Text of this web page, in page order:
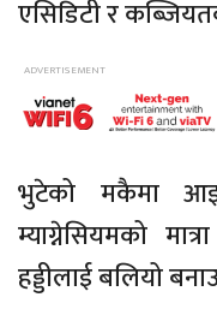
एसिडिटी र
भुटेको मकैमा
म्याग्नेसियमको
हड्डीलाई बलियो